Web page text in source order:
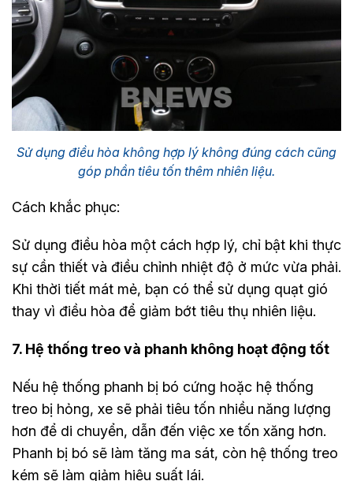
Sử dụng điều hòa không hợp lý không đúng cách cũng
góp phần tiêu tốn thêm nhiên liệu.
Cách khắc phục:
Sử dụng điều hòa một cách hợp lý, chỉ bật khi thực
sự cần thiết và điều chỉnh nhiệt độ ở mức vừa phải.
Khi thời tiết mát mẻ, bạn có thể sử dụng quạt gió
thay vì điều hòa để giảm bớt tiêu thụ nhiên liệu.
7. Hệ thống treo và phanh không hoạt động tốt
Nếu hệ thống phanh bị bó cứng hoặc hệ thống
treo bị hỏng, xe sẽ phải tiêu tốn nhiều năng lượng
hơn để di chuyển, dẫn đến việc xe tốn xăng hơn.
Phanh bị bó sẽ làm tăng ma sát, còn hệ thống treo
kém sẽ làm giảm hiệu suất lái.